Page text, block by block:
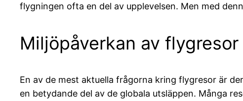
flygningen ofta en del av upplevelsen. Men med
Miljöpåverkan av flygresor
En av de mest aktuella frågorna kring flygresor är
en betydande del av de globala utsläppen. Många